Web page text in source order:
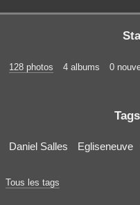
128 photos 4 albums 0
Daniel Salles Egliseneuve
Tous les tags